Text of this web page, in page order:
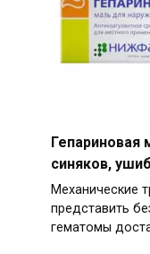
Гепариновая
синяков,
Механические
представить
гематомы